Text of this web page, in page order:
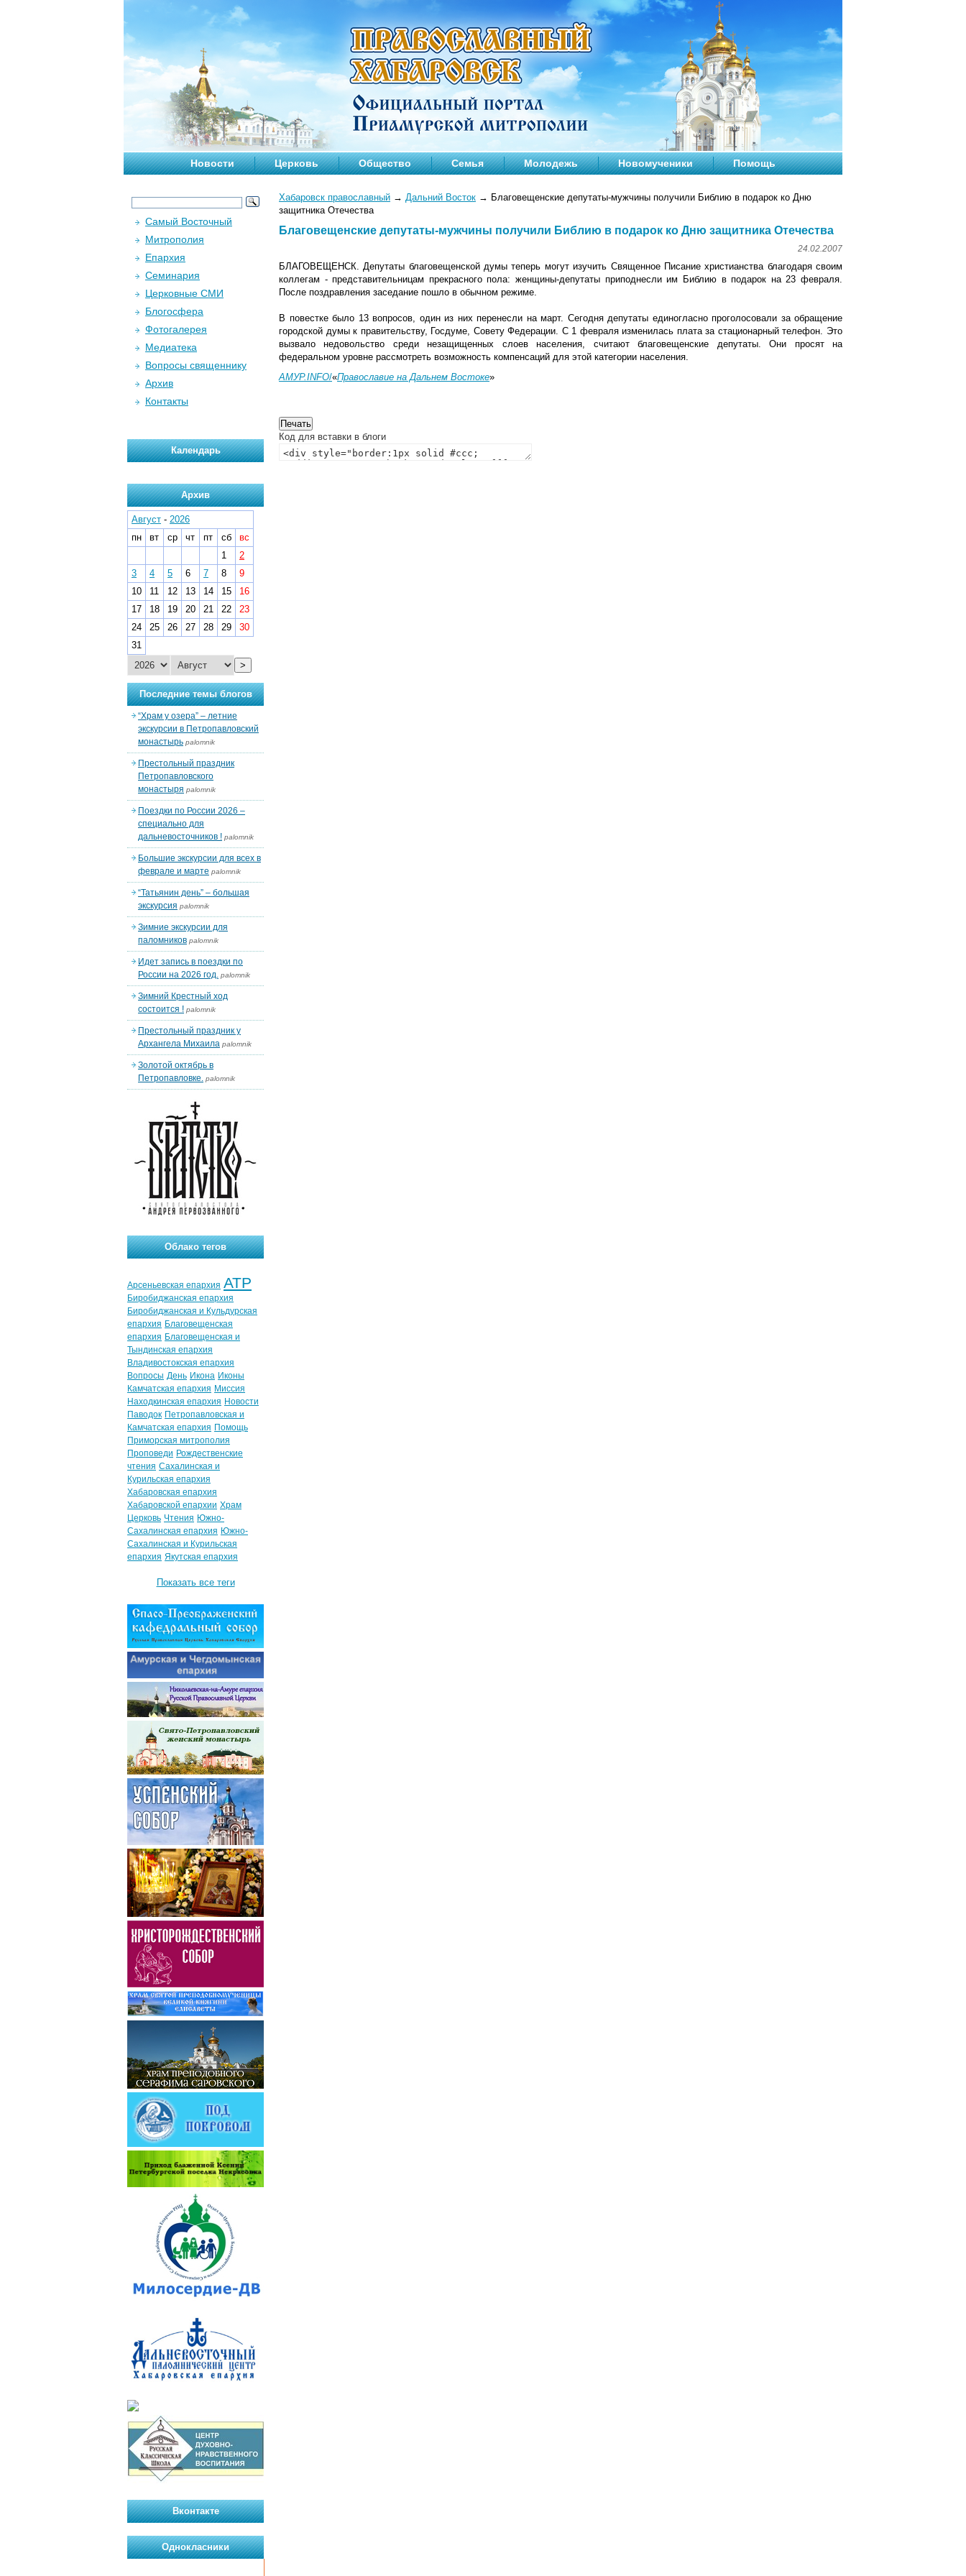
Новости Церковь Общество Семья Молодежь Новомученики Помощь
Хабаровск православный → Дальний Восток → Благовещенские депутаты-мужчины получили Библию в подарок ко Дню
защитника Отечества
Благовещенские депутаты-мужчины получили Библию в подарок ко Дню защитника Отечества
24.02.2007
БЛАГОВЕЩЕНСК. Депутаты благовещенской думы теперь могут изучить Священное Писание христианства благодаря своим
коллегам - представительницам прекрасного пола: женщины-депутаты приподнесли им Библию в подарок на 23 февраля.
После поздравления заседание пошло в обычном режиме.
В повестке было 13 вопросов, один из них перенесли на март. Сегодня депутаты единогласно проголосовали за обращение
городской думы к правительству, Госдуме, Совету Федерации. С 1 февраля изменилась плата за стационарный телефон. Это
вызвало недовольство среди незащищенных слоев населения, считают благовещенские депутаты. Они просят на
федеральном уровне рассмотреть возможность компенсаций для этой категории населения.
АМУР.INFO/«Православие на Дальнем Востоке»
Код для вставки в блоги
Самый Восточный
Митрополия
Епархия
Семинария
Церковные СМИ
Блогосфера
Фотогалерея
Медиатека
Вопросы священнику
Архив
Контакты
Календарь
Архив
Август - 2026
пн
вт ср чт пт сб
вс
1
2
3
4 5 6 7 8
9
10
11 12 13 14 15
16
17
18 19 20 21 22
23
24
25 26 27 28 29
30
31
>
Последние темы блогов
“Храм у озера” – летние
экскурсии в Петропавловский
монастырь palomnik
Престольный праздник
Петропавловского
монастыря palomnik
Поездки по России 2026 –
специально для
дальневосточников ! palomnik
Большие экскурсии для всех в
феврале и марте palomnik
“Татьянин день” – большая
экскурсия palomnik
Зимние экскурсии для
паломников palomnik
Идет запись в поездки по
России на 2026 год. palomnik
Зимний Крестный ход
состоится ! palomnik
Престольный праздник у
Архангела Михаила palomnik
Золотой октябрь в
Петропавловке. palomnik
Облако тегов
Арсеньевская епархия АТР
Биробиджанская епархия
Биробиджанская и Кульдурская
епархия Благовещенская
епархия Благовещенская и
Тындинская епархия
Владивостокская епархия
Вопросы День Икона Иконы
Камчатская епархия Миссия
Находкинская епархия Новости
Паводок Петропавловская и
Камчатская епархия Помощь
Приморская митрополия
Проповеди Рождественские
чтения Сахалинская и
Курильская епархия
Хабаровская епархия
Хабаровской епархии Храм
Церковь Чтения Южно-
Сахалинская епархия Южно-
Сахалинская и Курильская
епархия Якутская епархия
Показать все теги
Вконтакте
Однокласники